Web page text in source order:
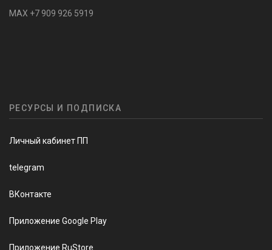
MAX +7 909 926 5919
РЕСУРСЫ И ПОДПИСКА
Личный кабинет ПП
telegram
ВКонтакте
Приложение Google Play
Приложение RuStore